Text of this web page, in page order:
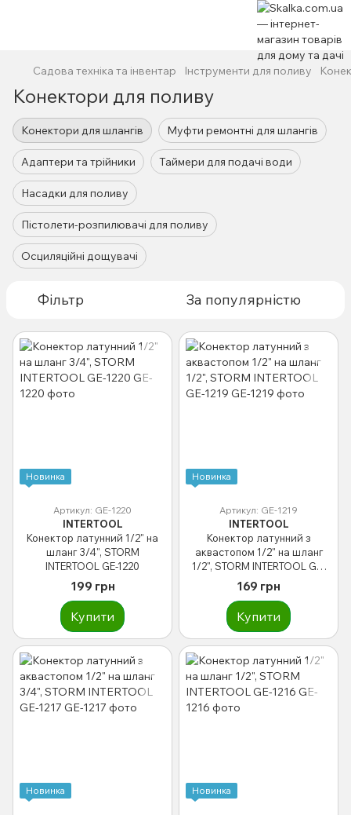
Садова техніка та інвентар Інструменти для поливу
Конектори для поливу
Конектори для шлангів Муфти ремонтні для шлангів
Адаптери та трійники Таймери для подачі води
Насадки для поливу
Пістолети-розпилювачі для поливу
Осциляційні дощувачі
Фільтр За популярністю
Новинка
Артикул: GE-1220
INTERTOOL
Конектор латунний 1/2" на
шланг 3/4", STORM
INTERTOOL GE-1220
199 грн
Купити
Новинка
Артикул: GE-1219
INTERTOOL
Конектор латунний з
аквастопом 1/2" на шланг
1/2", STORM INTERTOOL GE-
1219
169 грн
Купити
Новинка Новинка